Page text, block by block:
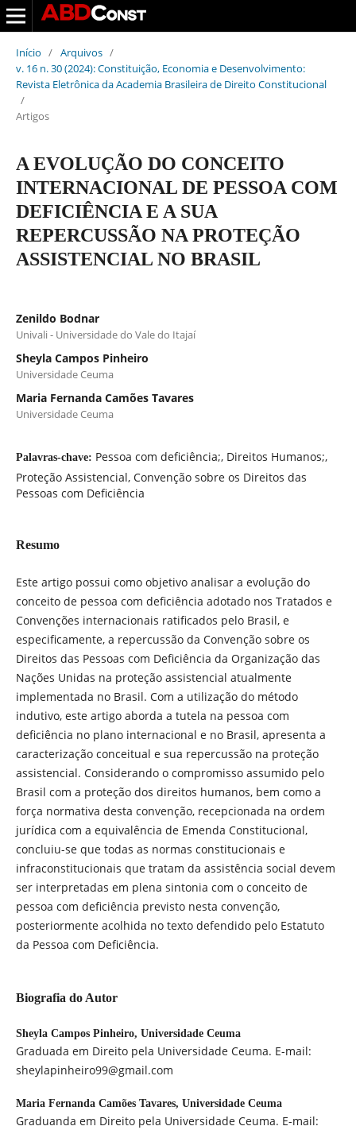
Início / Arquivos /
v. 16 n. 30 (2024): Constituição, Economia e Desenvolvimento:
Revista Eletrônica da Academia Brasileira de Direito Constitucional
/
Artigos
A EVOLUÇÃO DO CONCEITO
INTERNACIONAL DE PESSOA COM
DEFICIÊNCIA E A SUA
REPERCUSSÃO NA PROTEÇÃO
ASSISTENCIAL NO BRASIL
Zenildo Bodnar
Univali - Universidade do Vale do Itajaí
Sheyla Campos Pinheiro
Universidade Ceuma
Maria Fernanda Camões Tavares
Universidade Ceuma
Palavras-chave: Pessoa com deficiência;, Direitos Humanos;,
Proteção Assistencial, Convenção sobre os Direitos das
Pessoas com Deficiência
Resumo
Este artigo possui como objetivo analisar a evolução do
conceito de pessoa com deficiência adotado nos Tratados e
Convenções internacionais ratificados pelo Brasil, e
especificamente, a repercussão da Convenção sobre os
Direitos das Pessoas com Deficiência da Organização das
Nações Unidas na proteção assistencial atualmente
implementada no Brasil. Com a utilização do método
indutivo, este artigo aborda a tutela na pessoa com
deficiência no plano internacional e no Brasil, apresenta a
caracterização conceitual e sua repercussão na proteção
assistencial. Considerando o compromisso assumido pelo
Brasil com a proteção dos direitos humanos, bem como a
força normativa desta convenção, recepcionada na ordem
jurídica com a equivalência de Emenda Constitucional,
concluiu-se que todas as normas constitucionais e
infraconstitucionais que tratam da assistência social devem
ser interpretadas em plena sintonia com o conceito de
pessoa com deficiência previsto nesta convenção,
posteriormente acolhida no texto defendido pelo Estatuto
da Pessoa com Deficiência.
Biografia do Autor
Sheyla Campos Pinheiro, Universidade Ceuma
Graduada em Direito pela Universidade Ceuma. E-mail:
sheylapinheiro99@gmail.com
Maria Fernanda Camões Tavares, Universidade Ceuma
Graduanda em Direito pela Universidade Ceuma. E-mail: